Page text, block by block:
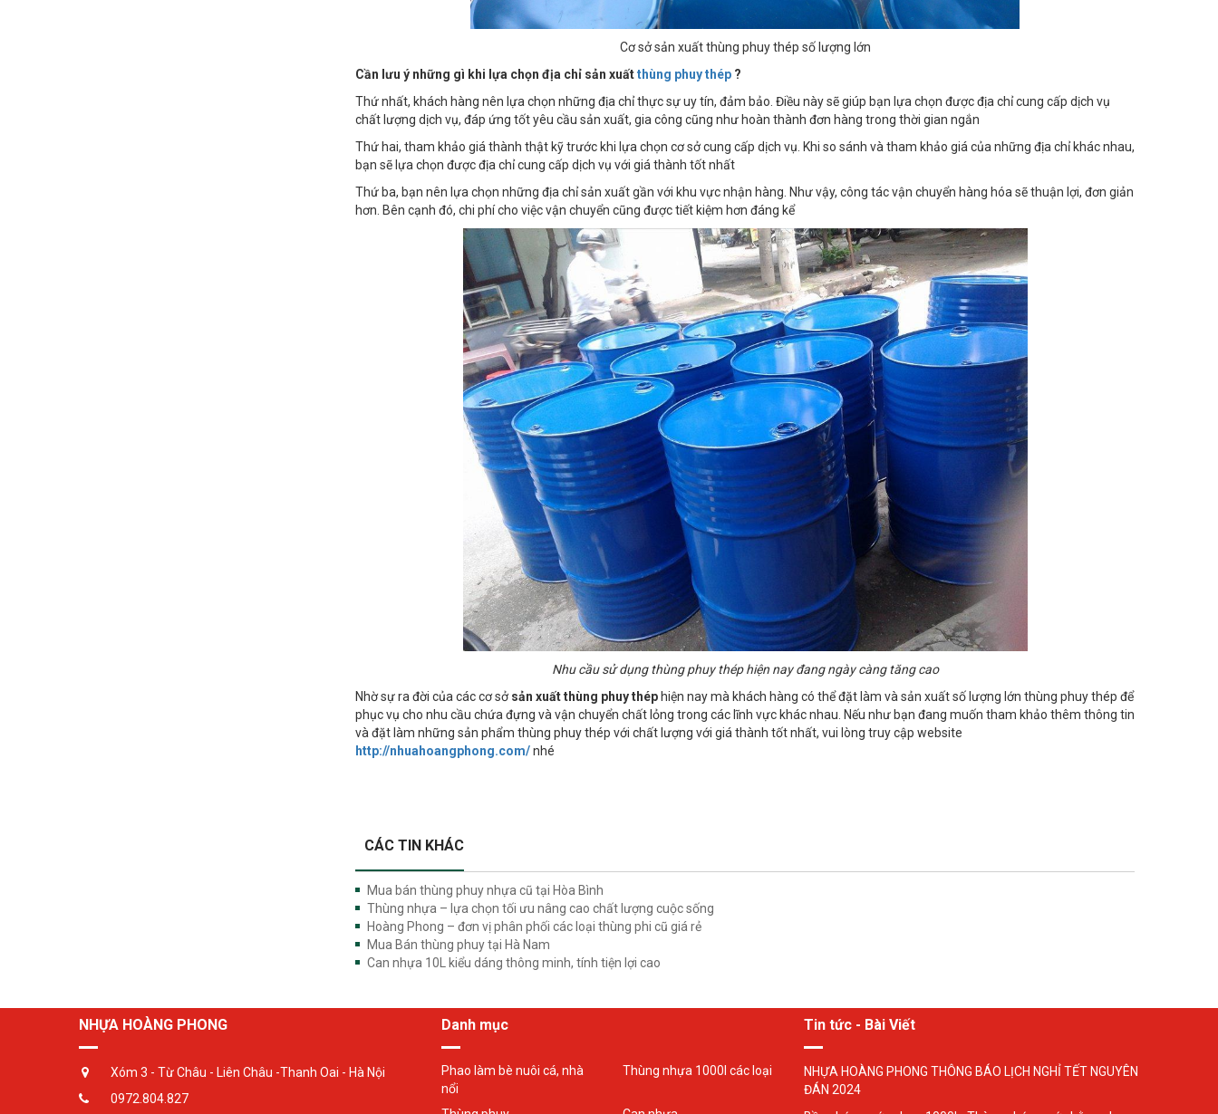
Cơ sở sản xuất thùng phuy thép số lượng lớn
Cần lưu ý những gì khi lựa chọn địa chỉ sản xuấtthùng phuy thép ?
Thứ nhất, khách hàng nên lựa chọn những địa chỉ thực sự uy tín, đảm bảo. Điều này sẽ giúp bạn lựa chọn được địa chỉ cung cấp dịch vụ
chất lượng dịch vụ, đáp ứng tốt yêu cầu sản xuất, gia công cũng như hoàn thành đơn hàng trong thời gian ngắn
Thứ hai, tham khảo giá thành thật kỹ trước khi lựa chọn cơ sở cung cấp dịch vụ. Khi so sánh và tham khảo giá của những địa chỉ khác nhau,
bạn sẽ lựa chọn được địa chỉ cung cấp dịch vụ với giá thành tốt nhất
Thứ ba, bạn nên lựa chọn những địa chỉ sản xuất gần với khu vực nhận hàng. Như vậy, công tác vận chuyển hàng hóa sẽ thuận lợi, đơn giản
hơn. Bên cạnh đó, chi phí cho việc vận chuyển cũng được tiết kiệm hơn đáng kể
Nhu cầu sử dụng thùng phuy thép hiện nay đang ngày càng tăng cao
Nhờ sự ra đời của các cơ sởsản xuất thùng phuy thép hiện nay mà khách hàng có thể đặt làm và sản xuất số lượng lớn thùng phuy thép để
phục vụ cho nhu cầu chứa đựng và vận chuyển chất lỏng trong các lĩnh vực khác nhau. Nếu như bạn đang muốn tham khảo thêm thông tin
và đặt làm những sản phẩm thùng phuy thép với chất lượng với giá thành tốt nhất, vui lòng truy cập website
http://nhuahoangphong.com/nhé
CÁC TIN KHÁC
Mua bán thùng phuy nhựa cũ tại Hòa Bình
Thùng nhựa – lựa chọn tối ưu nâng cao chất lượng cuộc sống
Hoàng Phong – đơn vị phân phối các loại thùng phi cũ giá rẻ
Mua Bán thùng phuy tại Hà Nam
Can nhựa 10L kiểu dáng thông minh, tính tiện lợi cao
NHỰA HOÀNG PHONG
Xóm 3 - Từ Châu - Liên Châu -Thanh Oai - Hà Nội
0972.804.827
Danh mục
Phao làm bè nuôi cá, nhà
nổi
Thùng nhựa 1000l các loại
Tin tức - Bài Viết
NHỰA HOÀNG PHONG THÔNG BÁO LỊCH NGHỈ TẾT NGUYÊN
ĐÁN 2024